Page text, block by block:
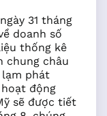
31 tháng
doanh số
thống kê
chung châu
lạm phát
hoạt động
sẽ được tiết